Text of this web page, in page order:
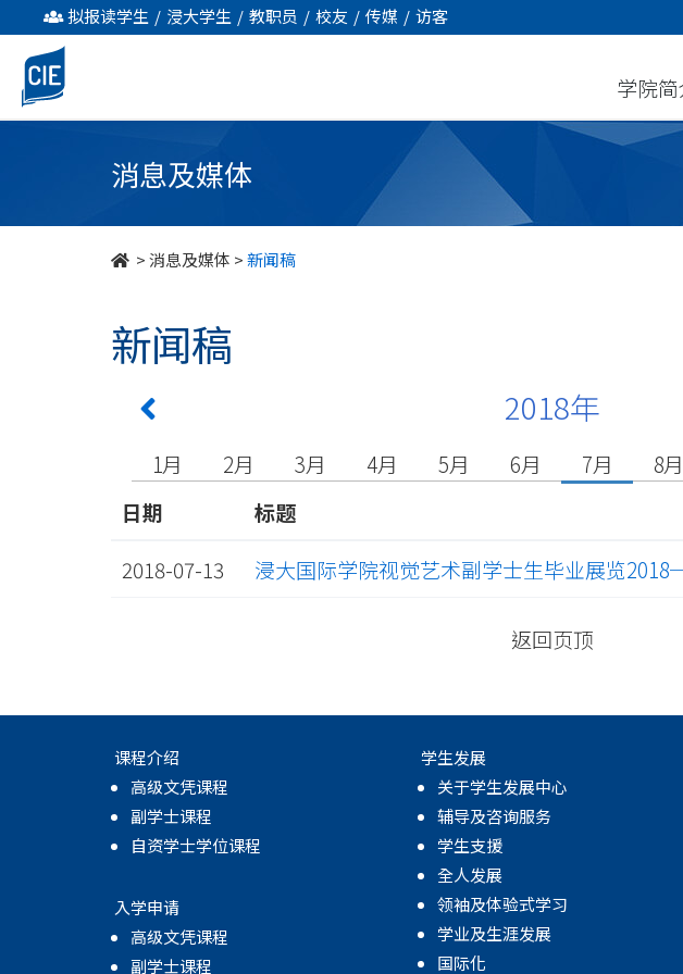
undefined
拟报读学生 / 浸大学生 / 教职员 / 校友 / 传媒 / 访客
学院
消息及媒体
>消息及媒体 >新闻稿
新闻稿
2018年
1月 2月 3月 4月 5月 6月 7月 8月
日期
标题
2018-07-13
浸大国际学院视觉艺术副学士生毕业展览
返回页顶
课程介绍
高级文凭课程
副学士课程
自资学士学位课程
入学申请
高级文凭课程
副学士课程
学生发展
关于学生发展中心
辅导及咨询服务
学生支援
全人发展
领袖及体验式学习
学业及生涯发展
国际化